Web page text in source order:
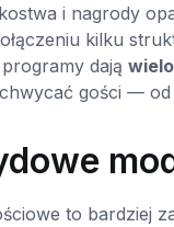
i nagrody
kilku
dają
gości — od
to bardziej